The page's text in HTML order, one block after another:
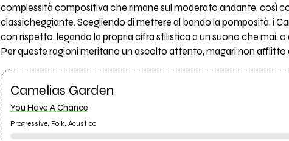
complessità compositiva che rimane sul moderato andante, così
classicheggiante. Scegliendo di mettere al bando la pomposità, i
con rispetto, legando la propria cifra stilistica a un suono che mai,
Per queste ragioni meritano un ascolto attento, magari non afflitto
Camelias Garden
You Have A Chance
Progressive, Folk, Acustico